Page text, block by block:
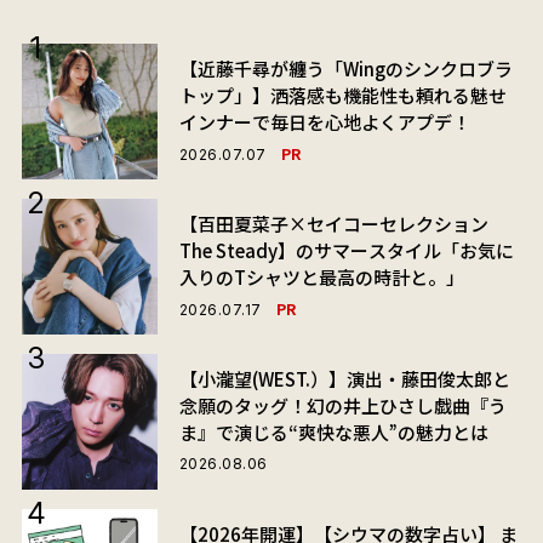
【近藤千尋が纏う「Wingのシンクロブラ
トップ」】洒落感も機能性も頼れる魅せ
インナーで毎日を心地よくアプデ！
2026.07.07 PR
【百田夏菜子×セイコーセレクション
The Steady】のサマースタイル「お気に
入りのTシャツと最高の時計と。」
2026.07.17 PR
【小瀧望(WEST.）】演出・藤田俊太郎と
念願のタッグ！幻の井上ひさし戯曲『う
ま』で演じる“爽快な悪人”の魅力とは
2026.08.06
【2026年開運】【シウマの数字占い】 ま